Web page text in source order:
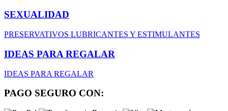
SEXUALIDAD
PRESERVATIVOS LUBRICANTES Y ESTIMULANTES
IDEAS PARA REGALAR
IDEAS PARA REGALAR
PAGO SEGURO CON: